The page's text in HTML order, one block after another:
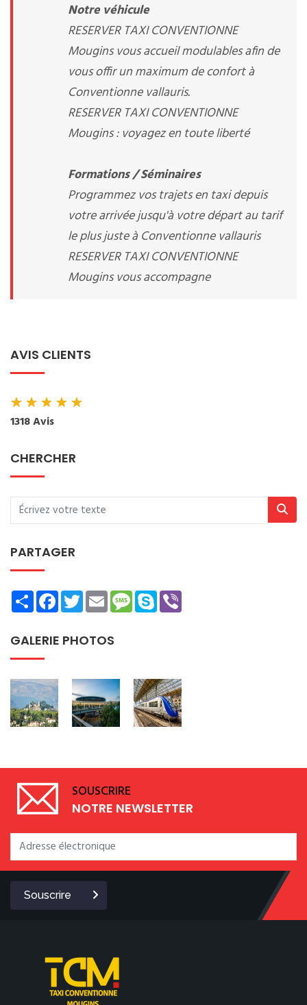
Notre véhicule
RESERVER TAXI CONVENTIONNE
Mougins vous accueil modulables afin de
vous offir un maximum de confort à
Conventionne vallauris.
RESERVER TAXI CONVENTIONNE
Mougins : voyagez en toute liberté
Formations / Séminaires
Programmez vos trajets en taxi depuis
votre arrivée jusqu'à votre départ au tarif
le plus juste à Conventionne vallauris
RESERVER TAXI CONVENTIONNE
Mougins vous accompagne
AVIS CLIENTS
★★★★★
1318 Avis
CHERCHER
PARTAGER
ShareFacebookTwitterEmailMessage
Skype
GALERIE PHOTOS
SOUSCRIRE
NOTRE NEWSLETTER
Souscrire